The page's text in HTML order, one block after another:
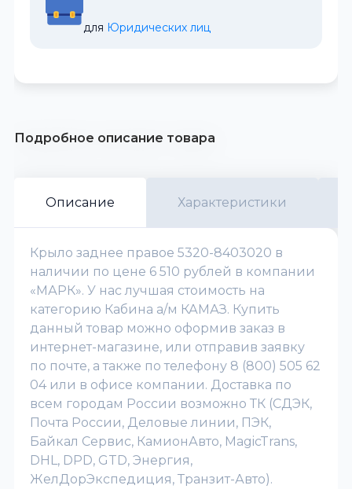
для Юридических лиц
Подробное описание товара
Описание Характеристики
Крыло заднее правое 5320-8403020 в
наличии по цене 6 510 рублей в компании
«МАРК». У нас лучшая стоимость на
категорию Кабина а/м КАМАЗ. Купить
данный товар можно оформив заказ в
интернет-магазине, или отправив заявку
по почте, а также по телефону 8 (800) 505 62
04 или в офисе компании. Доставка по
всем городам России возможно ТК (СДЭК,
Почта России, Деловые линии, ПЭК,
Байкал Сервис, КамионАвто, MagicTrans,
DHL, DPD, GTD, Энергия,
ЖелДорЭкспедиция, Транзит-Авто).